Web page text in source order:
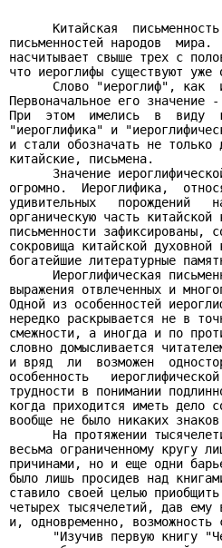
Китайская
письменностей народов
насчитывает свыше трех с
что иероглифы существуют уже
Слово "иероглиф", как
Первоначальное его
При  этом  имелись  в  виду
"иероглифика" и
и стали обозначать не
китайские, письмена.
Значение
огромно.  Иероглифика,
удивительных   порождений
органическую часть
письменности зафиксированы,
сокровища китайской
богатейшие литературные
Иероглифическая
выражения отвлеченных и
Одной из особенностей
нередко раскрывается не в
смежности, а иногда и по
словно домысливается
и вряд  ли  возможен
особенность
трудности в понимании
когда приходится иметь дело
вообще не было никаких
На протяжении
весьма ограниченному кругу
причинами, но и еще одни
было лишь просидев над
ставило своей целью
четырех тысячелетий, дав
и, одновременно, возможность
"Изучив первую книгу